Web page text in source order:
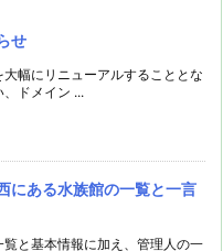
せ
幅にリニューアルすることとな
、ドメイン ...
にある水族館の一覧と一言
と基本情報に加え、管理人の一